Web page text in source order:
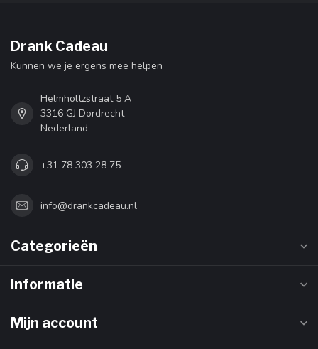
Drank Cadeau
Kunnen we je ergens mee helpen
Helmholtzstraat 5 A
3316 GJ Dordrecht
Nederland
+31 78 303 28 75
info@drankcadeau.nl
Categorieën
Informatie
Mijn account